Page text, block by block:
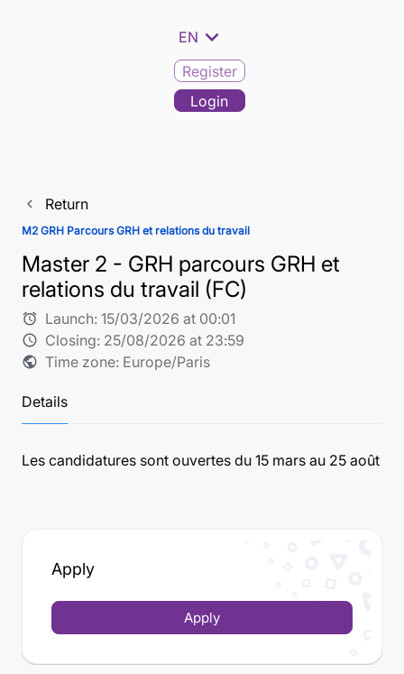
EN expand_more
Register
Login
navigate_before Return
M2 GRH Parcours GRH et relations du travail
Master 2 - GRH parcours GRH et
relations du travail (FC)
alarm Launch: 15/03/2026 at 00:01
schedule Closing: 25/08/2026 at 23:59
public Time zone: Europe/Paris
Details
Les candidatures sont ouvertes du 15 mars au 25 août
Apply
Apply